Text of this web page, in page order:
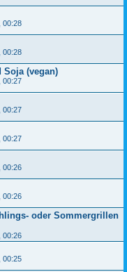
00:28
00:28
Soja (vegan)
00:27
00:27
00:27
00:26
00:26
oder Sommergrillen
00:26
00:25